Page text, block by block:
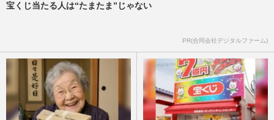
宝くじ当たる人は“たまたま”じゃない
PR(合同会社デジタルファーム)